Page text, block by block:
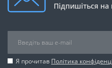
Підпишіться
Я прочитав Політика